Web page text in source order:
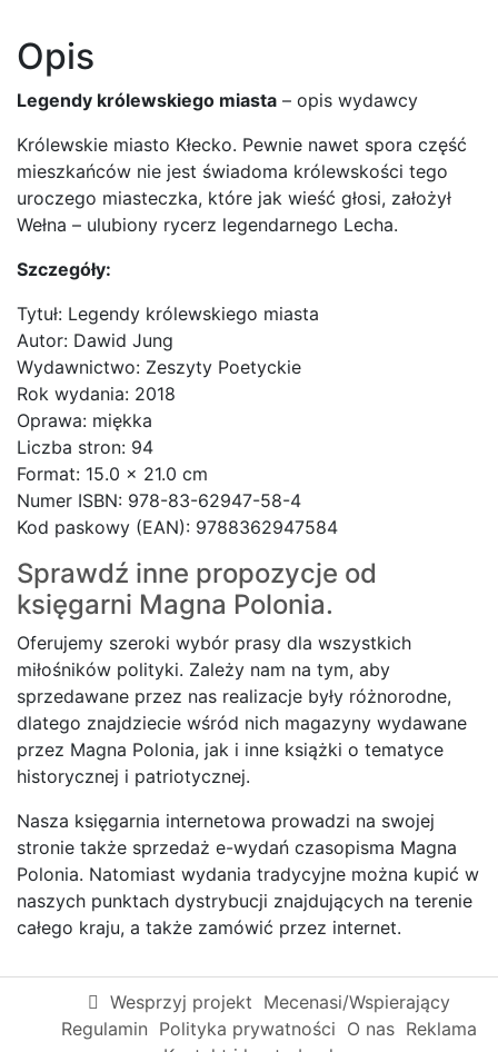
Opis
Legendy królewskiego miasta – opis wydawcy
Królewskie miasto Kłecko. Pewnie nawet spora część
mieszkańców nie jest świadoma królewskości tego
uroczego miasteczka, które jak wieść głosi, założył
Wełna – ulubiony rycerz legendarnego Lecha.
Szczegóły:
Tytuł: Legendy królewskiego miasta
Autor: Dawid Jung
Wydawnictwo: Zeszyty Poetyckie
Rok wydania: 2018
Oprawa: miękka
Liczba stron: 94
Format: 15.0 x 21.0 cm
Numer ISBN: 978-83-62947-58-4
Kod paskowy (EAN): 9788362947584
Sprawdź inne propozycje od
księgarni Magna Polonia.
Oferujemy szeroki wybór prasy dla wszystkich
miłośników polityki. Zależy nam na tym, aby
sprzedawane przez nas realizacje były różnorodne,
dlatego znajdziecie wśród nich magazyny wydawane
przez Magna Polonia, jak i inne książki o tematyce
historycznej i patriotycznej.
Nasza księgarnia internetowa prowadzi na swojej
stronie także sprzedaż e-wydań czasopisma Magna
Polonia. Natomiast wydania tradycyjne można kupić w
naszych punktach dystrybucji znajdujących na terenie
całego kraju, a także zamówić przez internet.
Wesprzyj projekt Mecenasi/Wspierający
Regulamin Polityka prywatności O nas Reklama